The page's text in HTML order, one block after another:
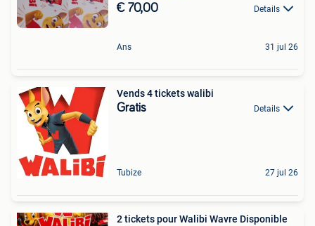
€ 70,00 Details
Ans 31 jul 26
Vends 4 tickets walibi
Gratis Details
Tubize 27 jul 26
2 tickets pour Walibi Wavre Disponible